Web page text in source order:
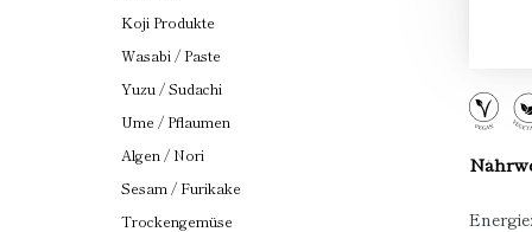
Koji Produkte
Wasabi / Paste
Yuzu / Sudachi
Ume / Pflaumen
Algen / Nori
Sesam / Furikake
Trockengemüse